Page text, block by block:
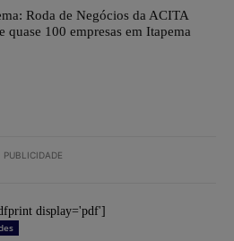
Roda de Negócios da ACITA
quase 100 empresas em Itapema
PUBLICIDADE
display='pdf']